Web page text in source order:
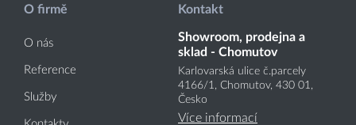
O firmě
O nás
Reference
Služby
Kontakt
Showroom, prodejna a
sklad - Chomutov
Karlovarská ulice č.parcely
4166/1, Chomutov, 430 01,
Česko
Více informací